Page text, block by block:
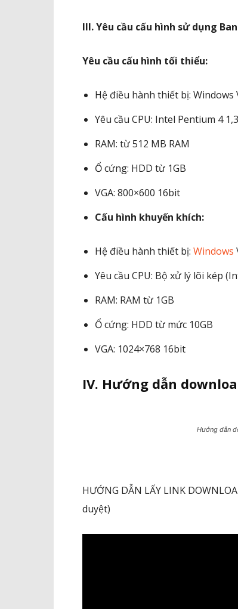
III. Yêu cầu cấu hình sử dụng
Yêu cầu cấu hình tối thiểu:
Hệ điều hành thiết bị: Windows
Yêu cầu CPU: Intel Pentium 4
RAM: từ 512 MB RAM
Ổ cứng: HDD từ 1GB
VGA: 800×600 16bit
Cấu hình khuyến khích:
Hệ điều hành thiết bị: Windows
Yêu cầu CPU: Bộ xử lý lõi kép
RAM: RAM từ 1GB
Ổ cứng: HDD từ mức 10GB
VGA: 1024×768 16bit
IV. Hướng dẫn
Hướng dẫn
HƯỚNG DẪN LẤY LINK
duyệt)